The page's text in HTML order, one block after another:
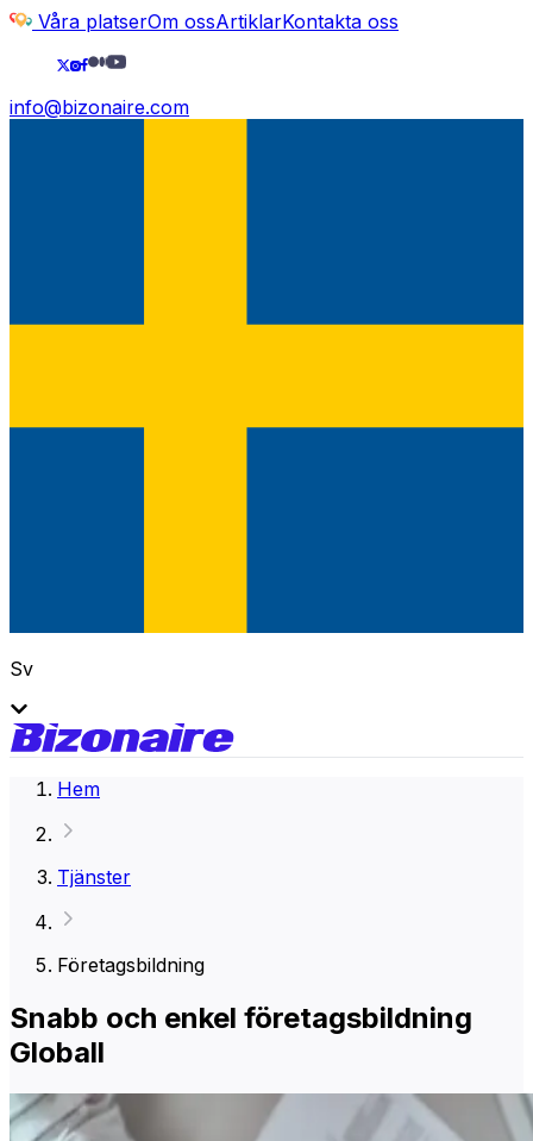
Våra platserOm ossArtiklarKontakta oss
info@bizonaire.com
Sv
Hem
Tjänster
Företagsbildning
Snabb och enkel företagsbildning
Globall